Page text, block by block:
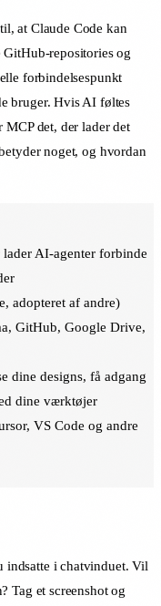
at Claude Code kan
repositories og
forbindelsespunkt
bruger. Hvis AI føltes
det, der lader det
noget, og hvordan
AI-agenter forbinde
adopteret af andre)
GitHub, Google Drive,
dine designs, få adgang
dine værktøjer
VS Code og andre
indsatte i chatvinduet. Vil
Tag et screenshot og